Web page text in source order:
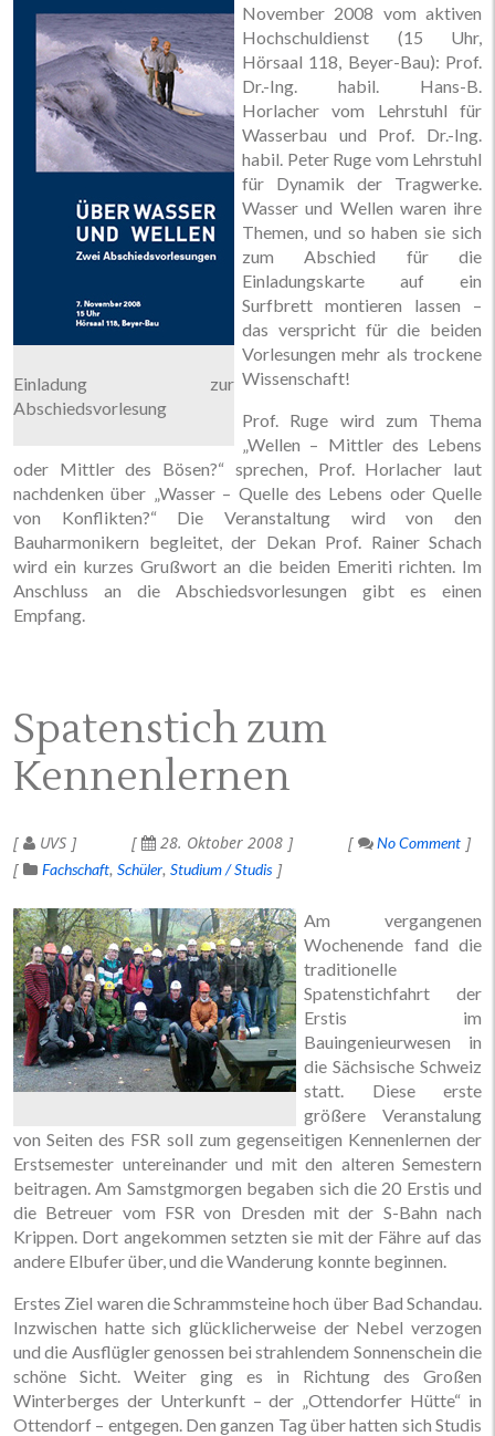
Einladung zur
Abschiedsvorlesung
November 2008 vom aktiven
Hochschuldienst (15 Uhr,
Hörsaal 118, Beyer-Bau): Prof.
Dr.-Ing. habil. Hans-B.
Horlacher vom Lehrstuhl für
Wasserbau und Prof. Dr.-Ing.
habil. Peter Ruge vom Lehrstuhl
für Dynamik der Tragwerke.
Wasser und Wellen waren ihre
Themen, und so haben sie sich
zum Abschied für die
Einladungskarte auf ein
Surfbrett montieren lassen –
das verspricht für die beiden
Vorlesungen mehr als trockene
Wissenschaft!
Prof. Ruge wird zum Thema
„Wellen – Mittler des Lebens
oder Mittler des Bösen?“ sprechen, Prof. Horlacher laut
nachdenken über „Wasser – Quelle des Lebens oder Quelle
von Konflikten?“ Die Veranstaltung wird von den
Bauharmonikern begleitet, der Dekan Prof. Rainer Schach
wird ein kurzes Grußwort an die beiden Emeriti richten. Im
Anschluss an die Abschiedsvorlesungen gibt es einen
Empfang.
Spatenstich zum
Kennenlernen
UVS 28. Oktober 2008
No Comment
Fachschaft Schüler Studium / Studis
Am vergangenen
Wochenende fand die
traditionelle
Spatenstichfahrt der
Erstis im
Bauingenieurwesen in
die Sächsische Schweiz
statt. Diese erste
größere Veranstalung
von Seiten des FSR soll zum gegenseitigen Kennenlernen der
Erstsemester untereinander und mit den alteren Semestern
beitragen. Am Samstgmorgen begaben sich die 20 Erstis und
die Betreuer vom FSR von Dresden mit der S-Bahn nach
Krippen. Dort angekommen setzten sie mit der Fähre auf das
andere Elbufer über, und die Wanderung konnte beginnen.
Erstes Ziel waren die Schrammsteine hoch über Bad Schandau.
Inzwischen hatte sich glücklicherweise der Nebel verzogen
und die Ausflügler genossen bei strahlendem Sonnenschein die
schöne Sicht. Weiter ging es in Richtung des Großen
Winterberges der Unterkunft – der „Ottendorfer Hütte“ in
Ottendorf – entgegen. Den ganzen Tag über hatten sich Studis